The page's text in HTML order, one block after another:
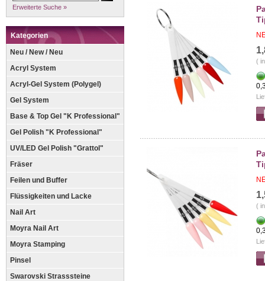
Erweiterte Suche »
Kategorien
Neu / New / Neu
Acryl System
Acryl-Gel System (Polygel)
Gel System
Base & Top Gel "K Professional"
Gel Polish "K Professional"
UV/LED Gel Polish "Grattol"
Fräser
Feilen und Buffer
Flüssigkeiten und Lacke
Nail Art
Moyra Nail Art
Moyra Stamping
Pinsel
Swarovski Strasssteine
(
(